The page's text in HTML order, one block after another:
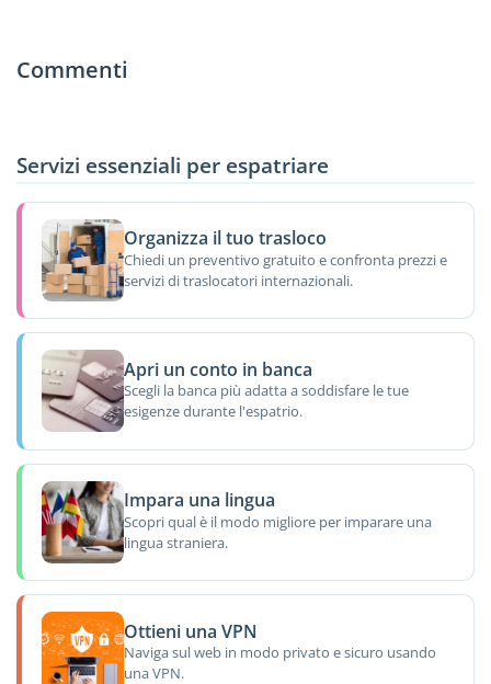
Commenti
Servizi essenziali per espatriare
Organizza il tuo trasloco
Chiedi un preventivo gratuito e confronta prezzi e
servizi di traslocatori internazionali.
Apri un conto in banca
Scegli la banca più adatta a soddisfare le tue
esigenze durante l'espatrio.
Impara una lingua
Scopri qual è il modo migliore per imparare una
lingua straniera.
Ottieni una VPN
Naviga sul web in modo privato e sicuro usando
una VPN.